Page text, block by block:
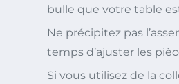
bulle que votre table
Ne précipitez pas
temps d’ajuster les
Si vous utilisez de la